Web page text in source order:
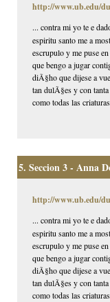
http://www.ub.edu/
... contra mi yo te e
espiritu santo me a
escrupulo y me puse
que bengo a jugar
diÃ§ho que dijese a
tan dulÃ§es y con
como todas las
5. Seccion 3 - Anna
http://www.ub.edu/
... contra mi yo te e
espiritu santo me a
escrupulo y me puse
que bengo a jugar
diÃ§ho que dijese a
tan dulÃ§es y con
como todas las